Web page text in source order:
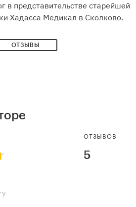
в представительстве старейшей
Хадасса Медикал в Сколково.
ОТЗЫВЫ
ОТЗЫВОВ
5